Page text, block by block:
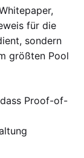
für die
sondern
größten Pool
Proof-of-